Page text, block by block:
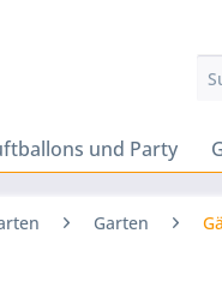
und Party
Garten